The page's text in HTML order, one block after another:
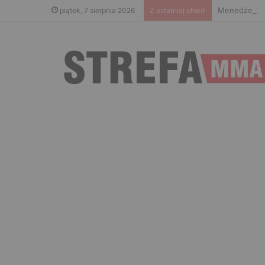
piątek, 7 sierpnia 2026 Z ostatniej chwili Menedżer